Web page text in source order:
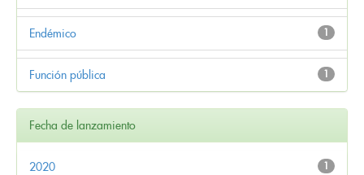
1
Endémico
1
Función pública
Fecha de lanzamiento
1
2020